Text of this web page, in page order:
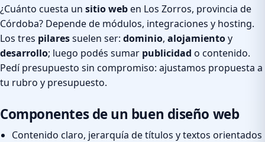
¿Cuánto cuesta un sitio weben Los Zorros, provincia de
Córdoba? Depende de módulos, integraciones y hosting.
Los tres pilaressuelen ser: dominio, alojamientoy
desarrollo; luego podés sumar publicidad o contenido.
Pedí presupuesto sin compromiso: ajustamos propuesta a
tu rubro y presupuesto.
Componentes de un buen diseño web
Contenido claro, jerarquía de títulos y textos orientados